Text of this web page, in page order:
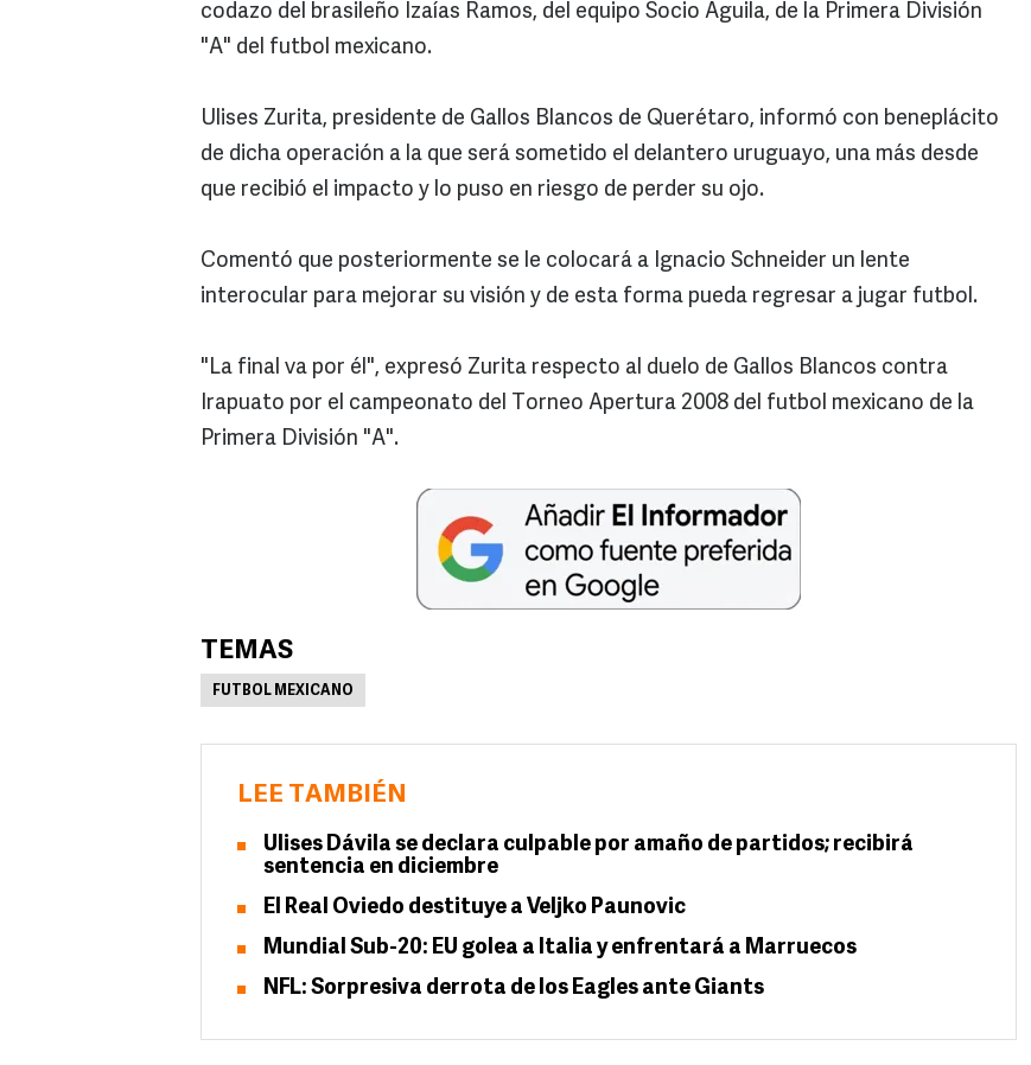
codazo del brasileño Izaías Ramos, del equipo Socio Aguila, de la Primera División
"A" del futbol mexicano.
Ulises Zurita, presidente de Gallos Blancos de Querétaro, informó con beneplácito
de dicha operación a la que será sometido el delantero uruguayo, una más desde
que recibió el impacto y lo puso en riesgo de perder su ojo.
Comentó que posteriormente se le colocará a Ignacio Schneider un lente
interocular para mejorar su visión y de esta forma pueda regresar a jugar futbol.
"La final va por él", expresó Zurita respecto al duelo de Gallos Blancos contra
Irapuato por el campeonato del Torneo Apertura 2008 del futbol mexicano de la
Primera División "A".
TEMAS
FUTBOL MEXICANO
LEE TAMBIÉN
Ulises Dávila se declara culpable por amaño de partidos; recibirá
sentencia en diciembre
El Real Oviedo destituye a Veljko Paunovic
Mundial Sub-20: EU golea a Italia y enfrentará a Marruecos
NFL: Sorpresiva derrota de los Eagles ante Giants